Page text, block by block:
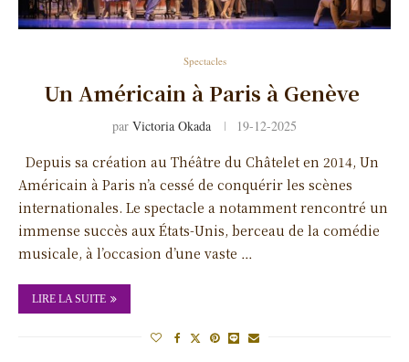
Spectacles
Un Américain à Paris à Genève
par Victoria Okada 19-12-2025
Depuis sa création au Théâtre du Châtelet en 2014, Un
Américain à Paris n’a cessé de conquérir les scènes
internationales. Le spectacle a notamment rencontré un
immense succès aux États-Unis, berceau de la comédie
musicale, à l’occasion d’une vaste …
LIRE LA SUITE